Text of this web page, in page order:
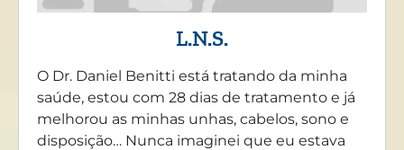
L.N.S.
O Dr. Daniel Benitti está tratando da minha
saúde, estou com 28 dias de tratamento e já
melhorou as minhas unhas, cabelos, sono e
disposição… Nunca imaginei que eu estava